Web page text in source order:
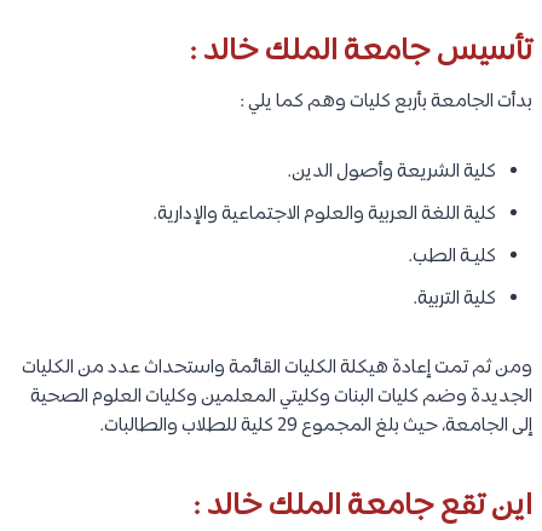
تأسيس جامعة الملك خالد :
بدأت الجامعة بأربع كليات وهم كما يلي :
كلية الشريعة وأصول الدين.
كلية اللغة العربية والعلوم الاجتماعية والإدارية.
كليـة الطب.
كلية التربية.
ومن ثم تمت إعادة هيكلة الكليات القائمة واستحداث عدد من الكليات
الجديدة وضم كليات البنات وكليتي المعلمين وكليات العلوم الصحية
إلى الجامعة، حيث بلغ المجموع 29 كلية للطلاب والطالبات.
اين تقع جامعة الملك خالد :